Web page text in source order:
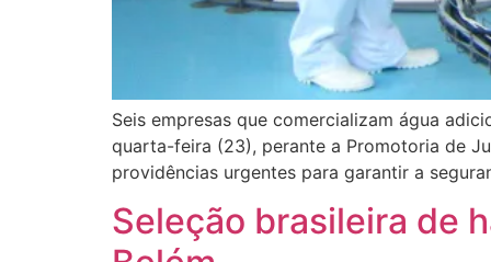
Seis empresas que comercializam água
quarta-feira (23), perante a Promotoria de
providências urgentes para garantir a
Seleção brasileira de